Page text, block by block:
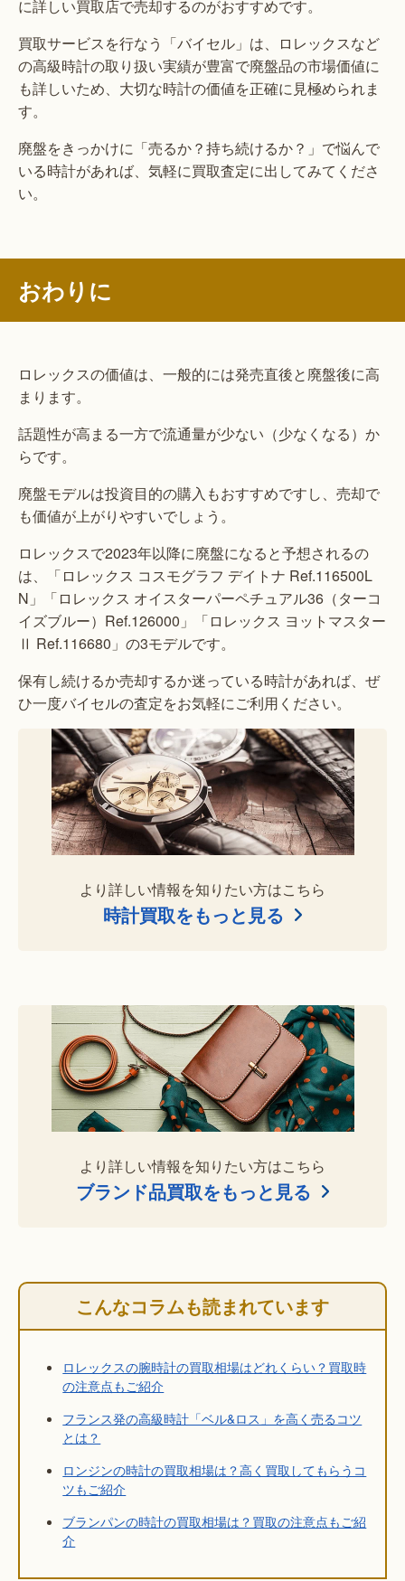
に詳しい買取店で売却するのがおすすめです。
買取サービスを行なう「バイセル」は、ロレックスなど
の高級時計の取り扱い実績が豊富で廃盤品の市場価値に
も詳しいため、大切な時計の価値を正確に見極められま
す。
廃盤をきっかけに「売るか？持ち続けるか？」で悩んで
いる時計があれば、気軽に買取査定に出してみてくださ
い。
おわりに
ロレックスの価値は、一般的には発売直後と廃盤後に高
まります。
話題性が高まる一方で流通量が少ない（少なくなる）か
らです。
廃盤モデルは投資目的の購入もおすすめですし、売却で
も価値が上がりやすいでしょう。
ロレックスで2023年以降に廃盤になると予想されるの
は、「ロレックス コスモグラフ デイトナ Ref.116500L
N」「ロレックス オイスターパーペチュアル36（ターコ
イズブルー）Ref.126000」「ロレックス ヨットマスター
Ⅱ Ref.116680」の3モデルです。
保有し続けるか売却するか迷っている時計があれば、ぜ
ひ一度バイセルの査定をお気軽にご利用ください。
より詳しい情報を知りたい方はこちら
時計買取をもっと見る
より詳しい情報を知りたい方はこちら
ブランド品買取をもっと見る
こんなコラムも読まれています
ロレックスの腕時計の買取相場はどれくらい？買取時
の注意点もご紹介
フランス発の高級時計「ベル&ロス」を高く売るコツ
とは？
ロンジンの時計の買取相場は？高く買取してもらうコ
ツもご紹介
ブランパンの時計の買取相場は？買取の注意点もご紹
介